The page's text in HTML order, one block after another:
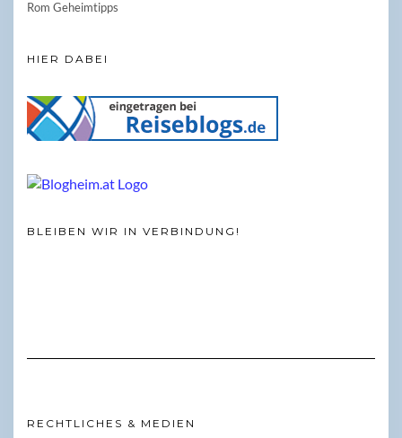
Rom Geheimtipps
HIER DABEI
BLEIBEN WIR IN VERBINDUNG!
RECHTLICHES & MEDIEN